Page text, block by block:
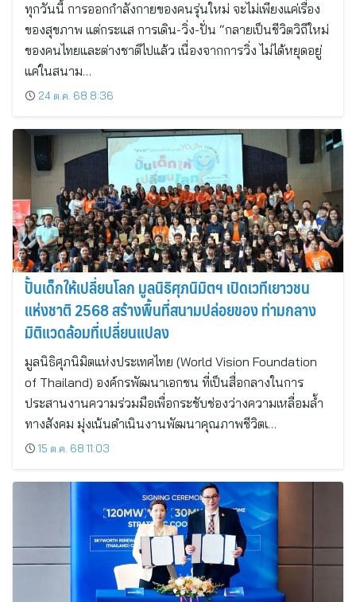
ทุกวันนี้ การออกกำลังกายของคนรุ่นใหม่ จะไม่เพียงแค่เรื่อง
ของสุขภาพ แต่กระแส การเดิน-วิ่ง-ปั่น “กลายเป็นชีวิตวิถีใหม่
ของคนไทยและต่างชาติไปแล้ว เนื่องจากการวิ่ง ไม่ได้หยุดอยู่
แค่ในสนาม…
24 ต.ค. 68 8:36
ปั้นเด็กให้เปลี่ยนโลก มูลนิธิศุภนิมิตฯ เปิดเวทีเยาวชน
แห่งชาติ 2568 สร้างพื้นที่สนามปล่อยของ ท่ามกลาง
มิติแวดล้อมที่เปลี่ยนแปลง
มูลนิธิศุภนิมิตแห่งประเทศไทย (World Vision Foundation
of Thailand) องค์กรพัฒนาเอกชน ที่เป็นสื่อกลางในการ
ประสานงานความร่วมมือเพื่อกระชับช่องว่างความเหลื่อมล้ำ
ทางสังคม มุ่งเน้นดำเนินงานพัฒนาคุณภาพชีวิตเ…
15 ต.ค. 68 11:03